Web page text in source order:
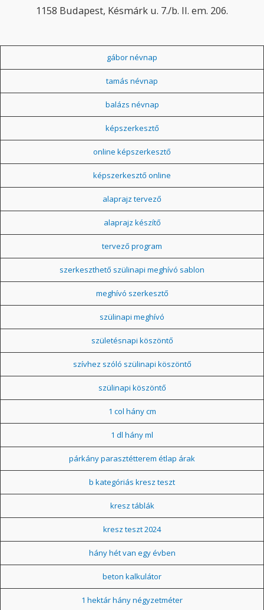
1158 Budapest, Késmárk u. 7./b. II. em. 206.
gábor névnap
tamás névnap
balázs névnap
képszerkesztő
online képszerkesztő
képszerkesztő online
alaprajz tervező
alaprajz készítő
tervező program
szerkeszthető szülinapi meghívó sablon
meghívó szerkesztő
szülinapi meghívó
születésnapi köszöntő
szívhez szóló szülinapi köszöntő
szülinapi köszöntő
1 col hány cm
1 dl hány ml
párkány parasztétterem étlap árak
b kategóriás kresz teszt
kresz táblák
kresz teszt 2024
hány hét van egy évben
beton kalkulátor
1 hektár hány négyzetméter